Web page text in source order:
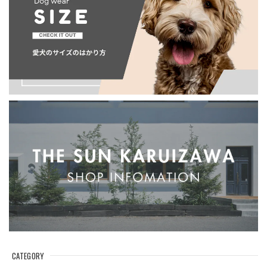
CATEGORY